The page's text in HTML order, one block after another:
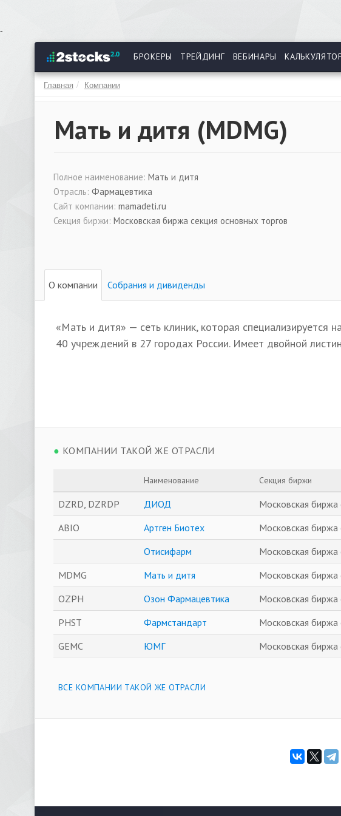
основному
содержанию
-
БРОКЕРЫ ТРЕЙДИНГ ВЕБИНАРЫ
Главная Компании
Мать и дитя (MDMG)
Полное наименование: Мать и дитя
Отрасль: Фармацевтика
Сайт компании: mamadeti.ru
Секция биржи: Московская биржа секция основных торгов
О компании Собрания и дивиденды
«Мать и дитя» — сеть клиник, которая специализируется
40 учреждений в 27 городах России. Имеет двойной
● КОМПАНИИ ТАКОЙ ЖЕ ОТРАСЛИ
Наименование Секция биржи
DZRD, DZRDP ДИОД Московская биржа
ABIO
Артген Биотех Московская биржа
Отисифарм
Московская биржа
MDMG
Мать и дитя Московская биржа
OZPH
Озон Фармацевтика Московская биржа
PHST
Фармстандарт Московская биржа
GEMC
ЮМГ Московская биржа
ВСЕ КОМПАНИИ ТАКОЙ ЖЕ ОТРАСЛИ